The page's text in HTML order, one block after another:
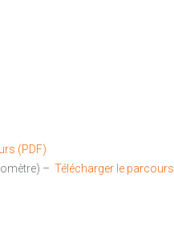
(PDF)
– Télécharger le parcours